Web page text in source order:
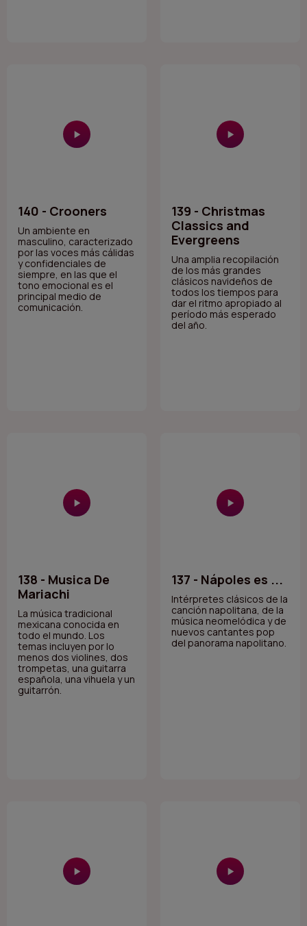
140 - Crooners
Un ambiente en
masculino, caracterizado
por las voces más cálidas
y confidenciales de
siempre, en las que el
tono emocional es el
principal medio de
comunicación.
139 - Christmas
Classics and
Evergreens
Una amplia recopilación
de los más grandes
clásicos navideños de
todos los tiempos para
dar el ritmo apropiado al
período más esperado
del año.
138 - Musica De
Mariachi
La música tradicional
mexicana conocida en
todo el mundo. Los
temas incluyen por lo
menos dos violines, dos
trompetas, una guitarra
española, una vihuela y un
guitarrón.
137 - Nápoles es ...
Intérpretes clásicos de la
canción napolitana, de la
música neomelódica y de
nuevos cantantes pop
del panorama napolitano.